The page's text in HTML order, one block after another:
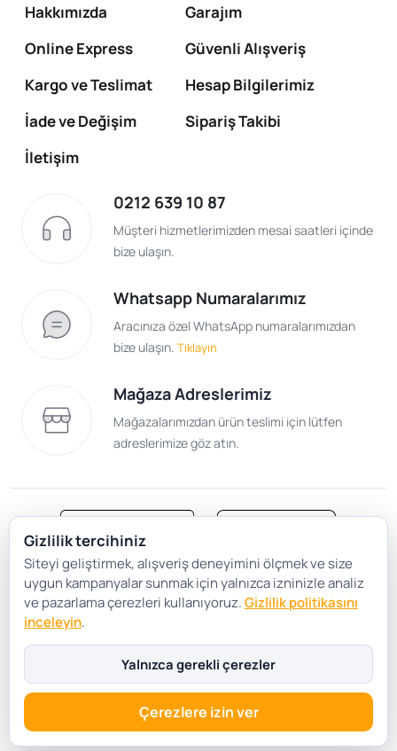
Hakkımızda
Garajım
Online Express
Güvenli Alışveriş
Kargo ve Teslimat
Hesap Bilgilerimiz
İade ve Değişim
Sipariş Takibi
İletişim
0212 639 10 87
Müşteri hizmetlerimizden mesai saatleri içinde
bize ulaşın.
Whatsapp Numaralarımız
Aracınıza özel WhatsApp numaralarımızdan
bize ulaşın. Tıklayın
Mağaza Adreslerimiz
Mağazalarımızdan ürün teslimi için lütfen
adreslerimize göz atın.
Satış Sözleşmesi
Gizlilik ve Güvenlik
Gizlilik Politikası
Çerez Tercihleri
Gizlilik tercihiniz
Siteyi geliştirmek, alışveriş deneyimini ölçmek ve size
uygun kampanyalar sunmak için yalnızca izninizle analiz
ve pazarlama çerezleri kullanıyoruz.Gizlilik politikasını
inceleyin.
Yalnızca gerekli çerezler
Çerezlere izin ver